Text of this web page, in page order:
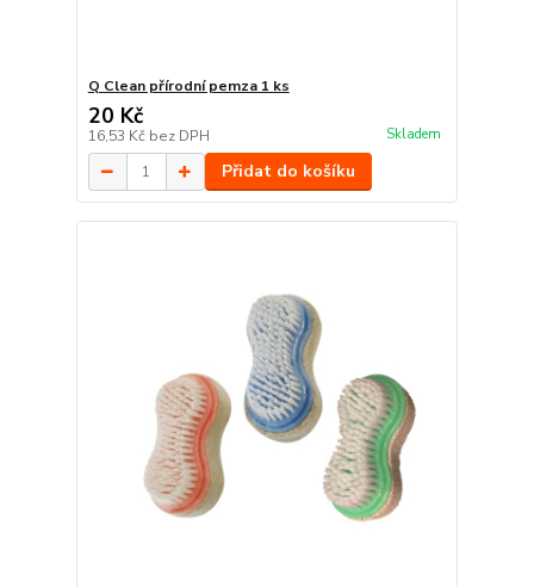
Q Clean přírodní pemza 1 ks
20 Kč
16,53 Kč bez DPH Skladem
Přidat do košíku